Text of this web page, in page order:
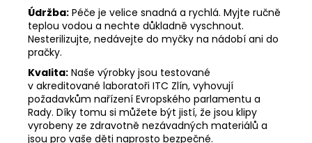
Údržba: Péče je velice snadná a rychlá. Myjte ručně
teplou vodou a nechte důkladně vyschnout.
Nesterilizujte, nedávejte do myčky na nádobí ani do
pračky.
Kvalita: Naše výrobky jsou testované
v akreditované laboratoři ITC Zlín, vyhovují
požadavkům nařízení Evropského parlamentu a
Rady. Díky tomu si můžete být jistí, že jsou klipy
vyrobeny ze zdravotně nezávadných materiálů a
jsou pro vaše děti naprosto bezpečné.